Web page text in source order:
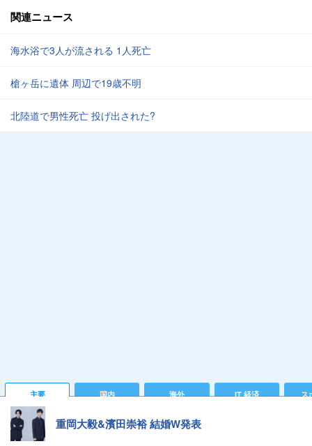
関連ニュース
海水浴で3人が流される 1人死亡
槍ヶ岳に遺体 周辺で19歳不明
北陸道で男性死亡 投げ出された?
主要 国内 海外 IT 経済 ス
重岡大毅&濱田崇裕 結婚W発表